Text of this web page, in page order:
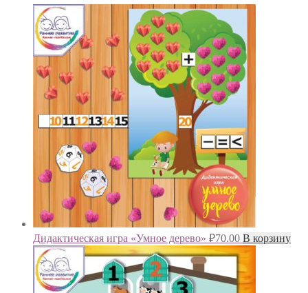
Дидактическая игра «Умное дерево» ₽70.00 В корзину